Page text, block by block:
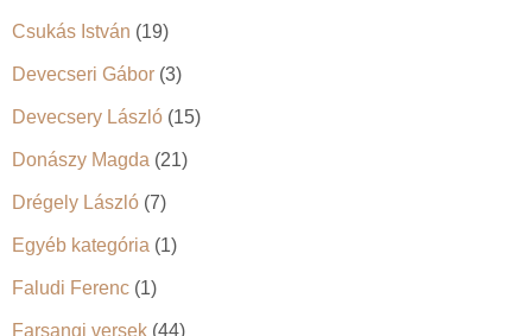
Csukás István (19)
Devecseri Gábor (3)
Devecsery László (15)
Donászy Magda (21)
Drégely László (7)
Egyéb kategória (1)
Faludi Ferenc (1)
Farsangi versek (44)